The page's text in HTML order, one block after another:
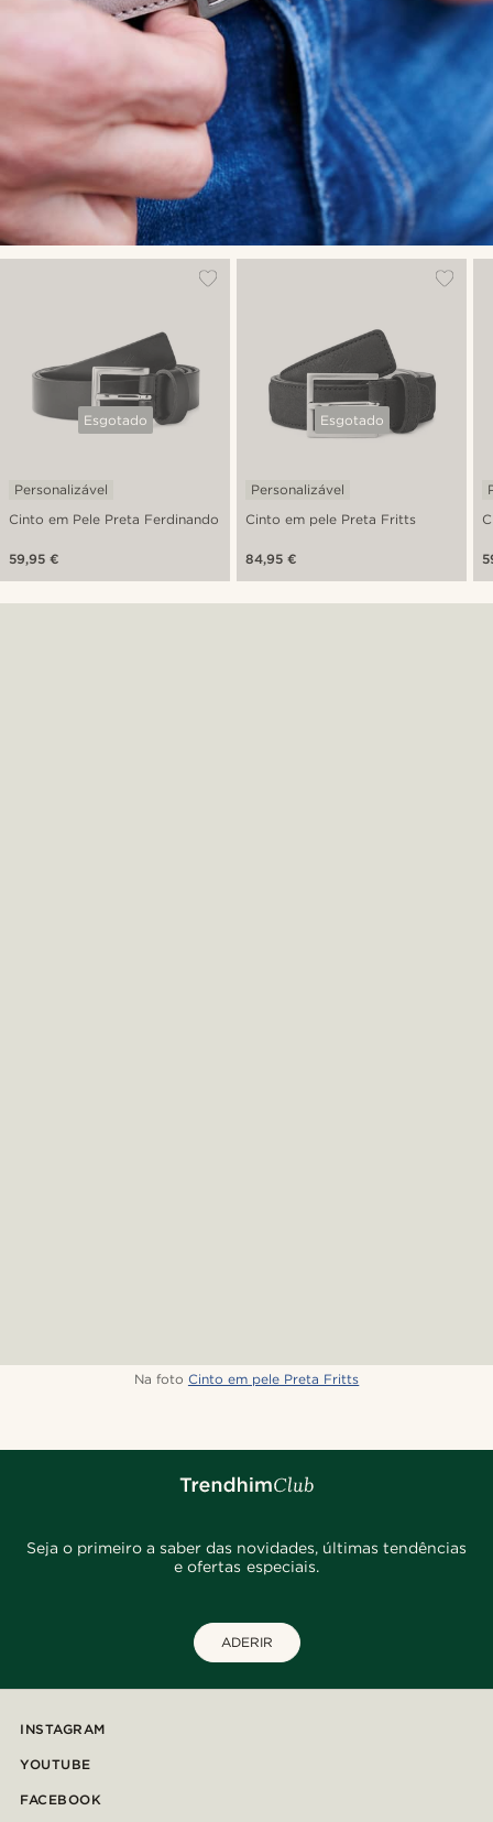
Esgotado
Cinto em Pele Preta Ferdinando
Personalizável
59,95 €
Esgotado
Cinto em pele Preta Fritts
Personalizável
84,95 €
Na foto Cinto em pele Preta Fritts
Seja o primeiro a saber das novidades, últimas tendências
e ofertas especiais.
ADERIR
INSTAGRAM
YOUTUBE
FACEBOOK